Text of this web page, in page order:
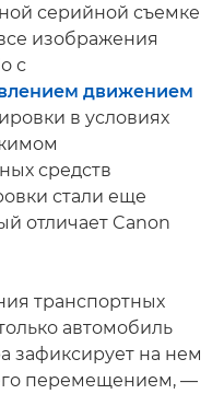
серийной съемке
изображения
с
движением
в условиях
средств
стали еще
отличает Canon
транспортных
автомобиль
зафиксирует на нем
перемещением, —